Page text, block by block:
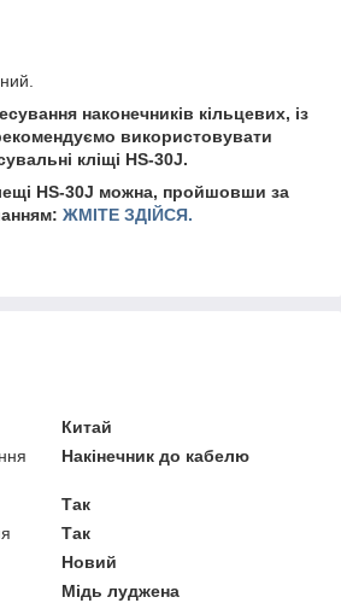
наконечників кільцевих, із
використовувати
кліщі HS-30J.
HS-30J можна, пройшовши за
ЖМІТЕ ЗДІЙСЯ.
Китай
Накінечник до кабелю
Так
Так
Новий
Мідь луджена